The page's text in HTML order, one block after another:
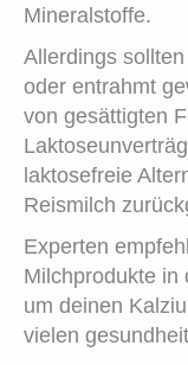
Mineralstoffe.
Allerdings
oder entrahmt
von gesättigten
laktosefreie
Reismilch
Experten
Milchprodukte in
um deinen
vielen